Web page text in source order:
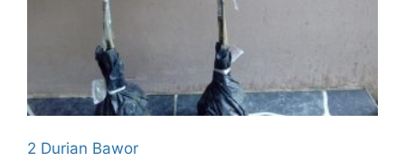
2 Durian Bawor